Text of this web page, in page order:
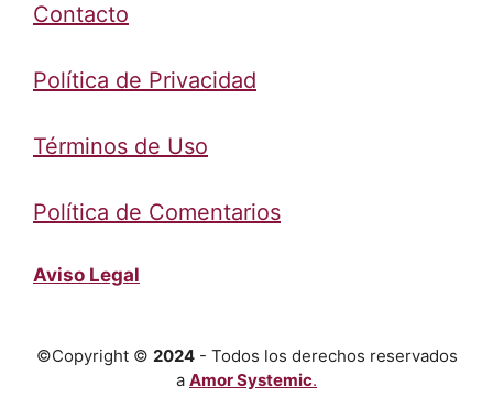
Contacto
Política de Privacidad
Términos de Uso
Política de Comentarios
Aviso Legal
©Copyright © 2024- Todos los derechos reservados
a Amor Systemic.